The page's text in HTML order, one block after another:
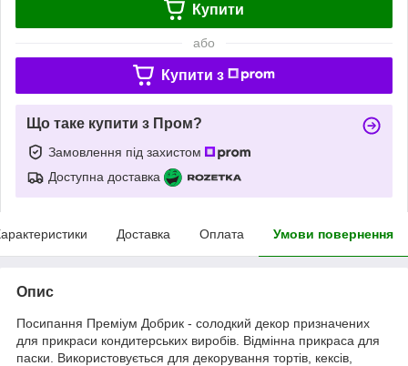
Купити
або
Купити з
Що таке купити з Пром?
Замовлення під захистом
Доступна доставка
Доставка Оплата Умови повернення
Опис
Посипання Преміум Добрик - солодкий декор призначених
для прикраси кондитерських виробів. Відмінна прикраса для
паски. Використовується для декорування тортів, кексів,